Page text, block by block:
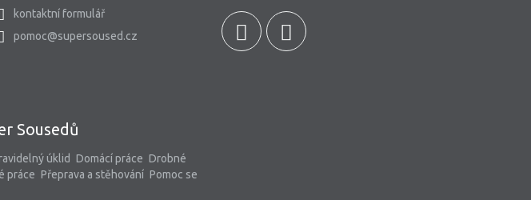
kontaktní formulář
pomoc@supersoused.cz
Sousedů
úklid Domácí práce Drobné
práce Přeprava a stěhování Pomoc se